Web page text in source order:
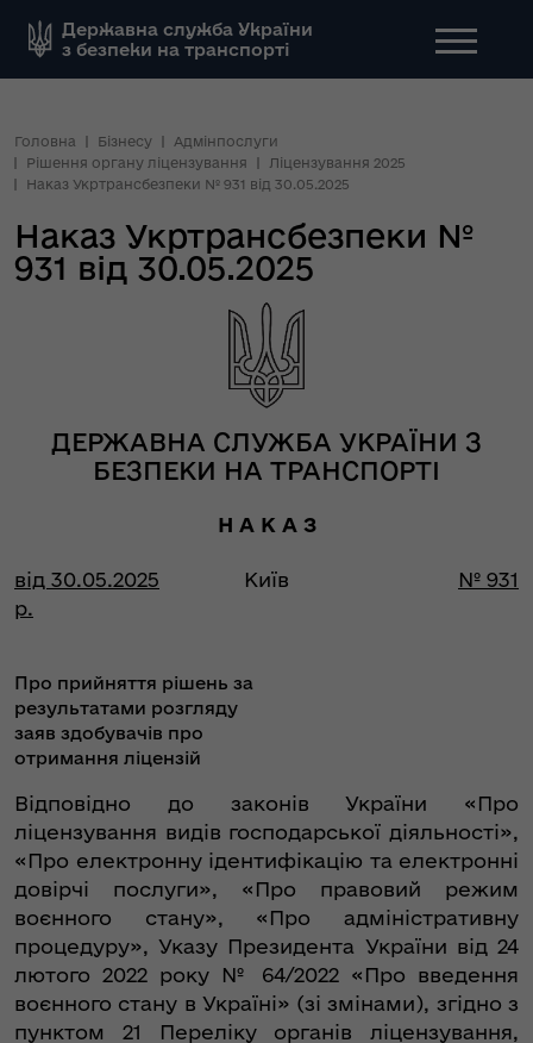
Державна служба України
з безпеки на транспорті
Головна Бізнесу
Адмінпослуги
Рішення органу ліцензування
Ліцензування 2025
Наказ Укртрансбезпеки № 931 від 30.05.2025
Наказ Укртрансбезпеки №
931 від 30.05.2025
ДЕРЖАВНА СЛУЖБА УКРАЇНИ З
БЕЗПЕКИ НА ТРАНСПОРТІ
Н А К А З
від 30.05.2025
р.
Київ № 931
Про прийняття рішень за
результатами розгляду
заяв здобувачів про
отримання ліцензій
Відповідно до законів України «Про
ліцензування видів господарської діяльності»,
«Про електронну ідентифікацію та електронні
довірчі послуги», «Про правовий режим
воєнного стану», «Про адміністративну
процедуру», Указу Президента України від 24
лютого 2022 року № 64/2022 «Про введення
воєнного стану в Україні» (зі змінами), згідно з
пунктом 21 Переліку органів ліцензування,